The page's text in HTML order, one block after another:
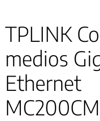
TPLINK
medios
Ethernet